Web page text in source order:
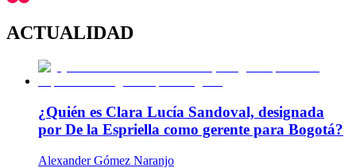
ACTUALIDAD
¿Quién es Clara Lucía Sandoval, designada
por De la Espriella como gerente para Bogotá?
Alexander Gómez Naranjo